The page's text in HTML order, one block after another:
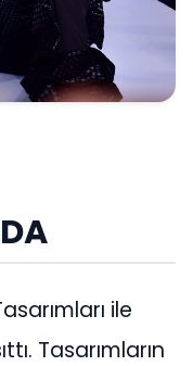
ile
Tasarımların